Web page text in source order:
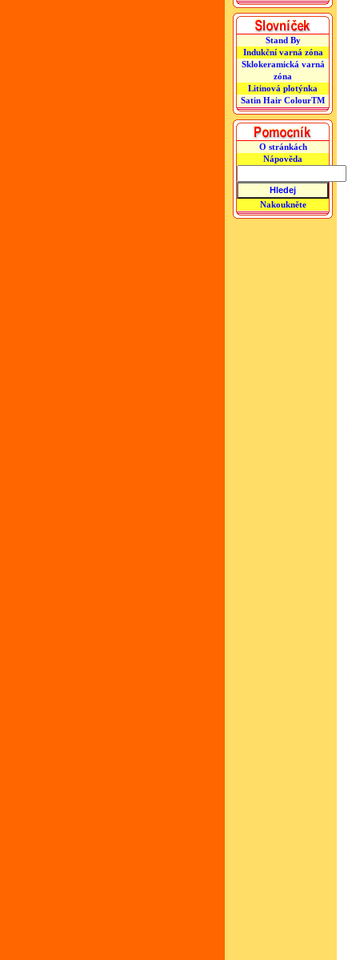
Stand By
Indukční varná zóna
Sklokeramická varná
zóna
Litinová plotýnka
Satin Hair ColourTM
O stránkách
Nápověda
Nakoukněte